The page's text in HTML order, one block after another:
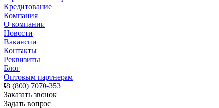
Кредитование
Компания
О компании
Новости
Вакансии
Контакты
Реквизиты
Блог
Оптовым партнерам
8 (800) 7070-353
Заказать звонок
Задать вопрос